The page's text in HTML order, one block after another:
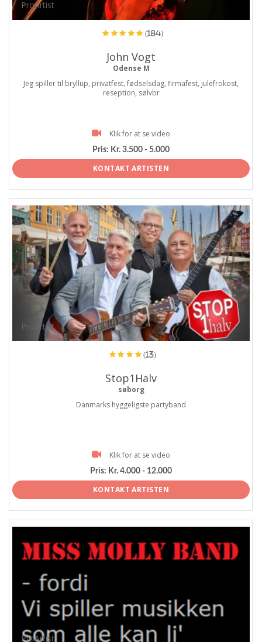
ProArtist
(184)
John Vogt
Odense M
Jeg spiller til bryllup, privatfest, fødselsdag, firmafest, julefrokost,
reseption, sølvbr
Klik for at se video
Pris: Kr. 3.500 - 5.000
KONTAKT ARTISTEN
ProArtist
(13)
Stop1Halv
søborg
Danmarks hyggeligste partyband
Klik for at se video
Pris: Kr. 4.000 - 12.000
KONTAKT ARTISTEN
ProArtist